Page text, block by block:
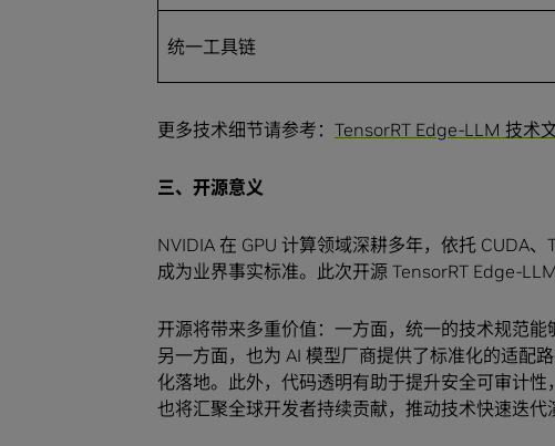
统一工具链
更多技术细节请参考： TensorRT Edge-LLM 技术
三、开源意义
NVIDIA 在 GPU 计算领域深耕多年，依托 CUDA
成为业界事实标准。此次开源 TensorRT Edge-
开源将带来多重价值：一方面，统一的技术规范
另一方面，也为 AI 模型厂商提供了标准化的适配
化落地。此外，代码透明有助于提升安全可审计
也将汇聚全球开发者持续贡献，推动技术快速迭代